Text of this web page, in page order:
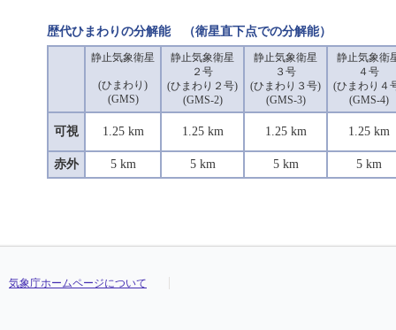
歴代ひまわりの分解能 （衛星直下点での分解能）
静止気象衛星
(ひまわり)
(GMS)
静止気象衛星
２号
(ひまわり２号)
(GMS-2)
静止気象衛星
３号
(ひまわり３号)
(GMS-3)
静止気象衛
４号
(ひまわり４
(GMS-4)
可視 1.25 km 1.25 km 1.25 km 1.25 km
赤外 5 km 5 km 5 km 5 km
気象庁ホームページについて